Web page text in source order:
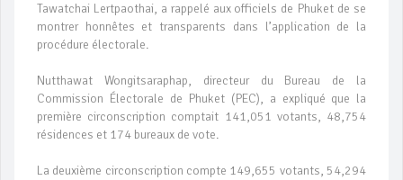
Tawatchai Lertpaothai, a rappelé aux officiels de Phuket de se
montrer honnêtes et transparents dans l’application de la
procédure électorale.
Nutthawat Wongitsaraphap, directeur du Bureau de la
Commission Électorale de Phuket (PEC), a expliqué que la
première circonscription comptait 141,051 votants, 48,754
résidences et 174 bureaux de vote.
La deuxième circonscription compte 149,655 votants, 54,294